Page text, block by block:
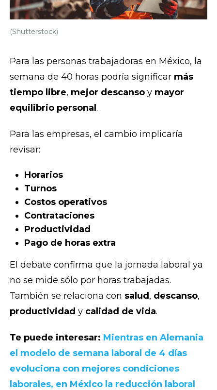
(Shutterstock)
Para las personas trabajadoras en México, la
semana de 40 horas podría significar más
tiempo libre, mejor descanso y mayor
equilibrio personal .
Para las empresas, el cambio implicaría
revisar:
Horarios
Turnos
Costos operativos
Contrataciones
Productividad
Pago de horas extra
El debate confirma que la jornada laboral ya
no se mide sólo por horas trabajadas.
También se relaciona con salud , descanso,
productividad y calidad de vida.
Te puede interesar: Mientras en Alemania
el modelo de semana laboral de 4 días
evoluciona con mejores condiciones
laborales, en México la reducción laboral